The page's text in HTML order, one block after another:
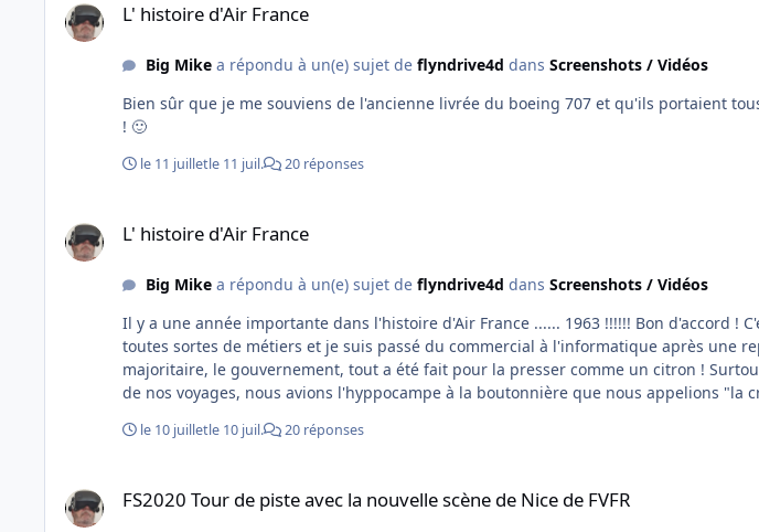
L' histoire d'Air France
Big Mikea répondu à un(e) sujet de flyndrive4d dans Screenshots / Vidéos
Bien sûr que je me souviens de l'ancienne livrée du boeing 707 et qu'ils portaient
! 🙂
le 11 juilletle 11 juil. 20 réponses
L' histoire d'Air France
Big Mikea répondu à un(e) sujet de flyndrive4d dans Screenshots / Vidéos
Il y a une année importante dans l'histoire d'Air France ...... 1963 !!!!!! Bon d'accord
toutes sortes de métiers et je suis passé du commercial à l'informatique après une
majoritaire, le gouvernement, tout a été fait pour la presser comme un citron !
de nos voyages, nous avions l'hyppocampe à la boutonnière que nous appelions
de perfection ! 🙂
le 10 juilletle 10 juil. 20 réponses
FS2020 Tour de piste avec la nouvelle scène de Nice de FVFR